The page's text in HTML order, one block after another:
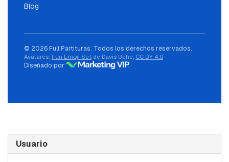
Blog
© 2026 Full Partituras. Todos los derechos reservados.
Avatares: Fun Emoji Set de Davis Uche, CC BY 4.0
Diseñado por
Usuario